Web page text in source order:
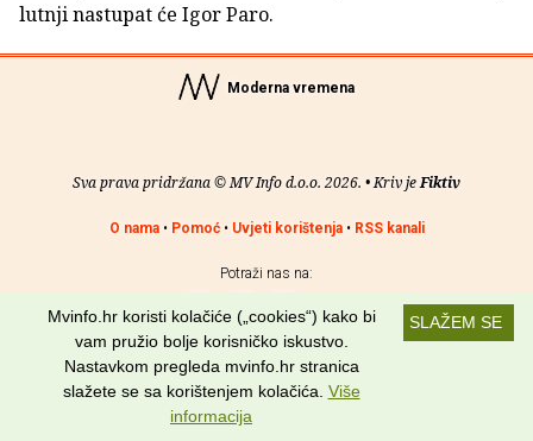
lutnji nastupat će Igor Paro.
Moderna vremena
Sva prava pridržana © MV Info d.o.o. 2026. • Kriv jeFiktiv
O nama• Pomoć• Uvjeti korištenja• RSS kanali
Potraži nas na:
SLAŽEM SE
Mvinfo.hr koristi kolačiće („cookies“) kako bi
vam pružio bolje korisničko iskustvo.
Nastavkom pregleda mvinfo.hr stranica
slažete se sa korištenjem kolačića. Više
informacija